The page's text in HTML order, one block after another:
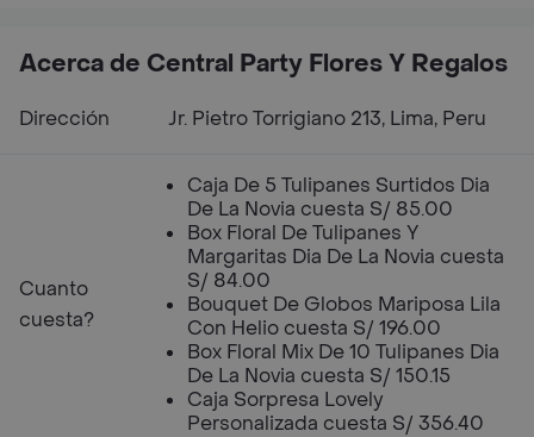
Acerca de Central Party Flores Y Regalos
Dirección Jr. Pietro Torrigiano 213, Lima, Peru
Cuanto
cuesta?
Caja De 5 Tulipanes Surtidos Dia
De La Novia cuesta S/ 85.00
Box Floral De Tulipanes Y
Margaritas Dia De La Novia cuesta
S/ 84.00
Bouquet De Globos Mariposa Lila
Con Helio cuesta S/ 196.00
Box Floral Mix De 10 Tulipanes Dia
De La Novia cuesta S/ 150.15
Caja Sorpresa Lovely
Personalizada cuesta S/ 356.40